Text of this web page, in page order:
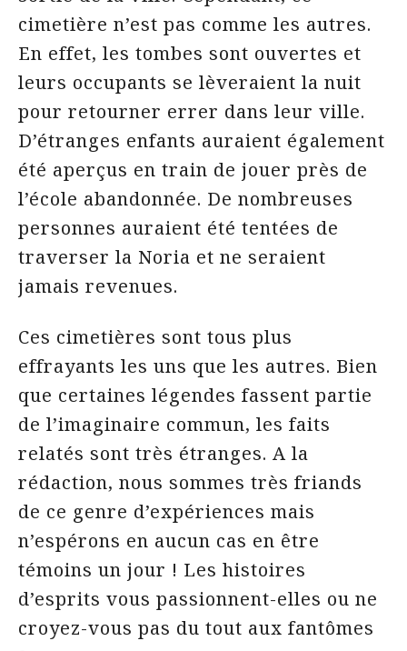
cimetière n’est pas comme les autres.
En effet, les tombes sont ouvertes et
leurs occupants se lèveraient la nuit
pour retourner errer dans leur ville.
D’étranges enfants auraient également
été aperçus en train de jouer près de
l’école abandonnée. De nombreuses
personnes auraient été tentées de
traverser la Noria et ne seraient
jamais revenues.
Ces cimetières sont tous plus
effrayants les uns que les autres. Bien
que certaines légendes fassent partie
de l’imaginaire commun, les faits
relatés sont très étranges. A la
rédaction, nous sommes très friands
de ce genre d’expériences mais
n’espérons en aucun cas en être
témoins un jour ! Les histoires
d’esprits vous passionnent-elles ou ne
croyez-vous pas du tout aux fantômes